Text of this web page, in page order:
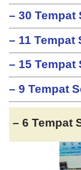
– 30 Tempat
– 11 Tempat
– 15 Tempat
– 9 Tempat
– 6 Tempat